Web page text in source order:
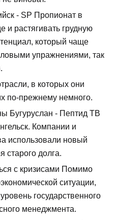
- SP Пропионат в
растягивать грудную
который чаще
упражнениями, так
в которых они
по-прежнему немного.
Бугуруслан - Пептид TB
Компании и
использовали новый
старого долга.
с кризисами Помимо
ситуации,
государственного
менеджмента.